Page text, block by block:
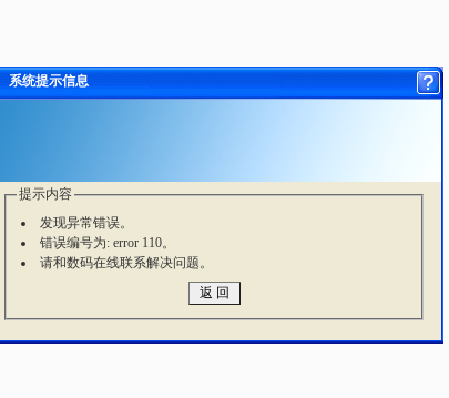
系统提示信息
提示内容
发现异常错误。
错误编号为: error 110。
请和数码在线联系解决问题。